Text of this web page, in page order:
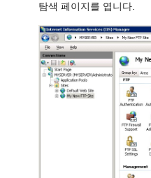
탐색 페이지를 엽니다.